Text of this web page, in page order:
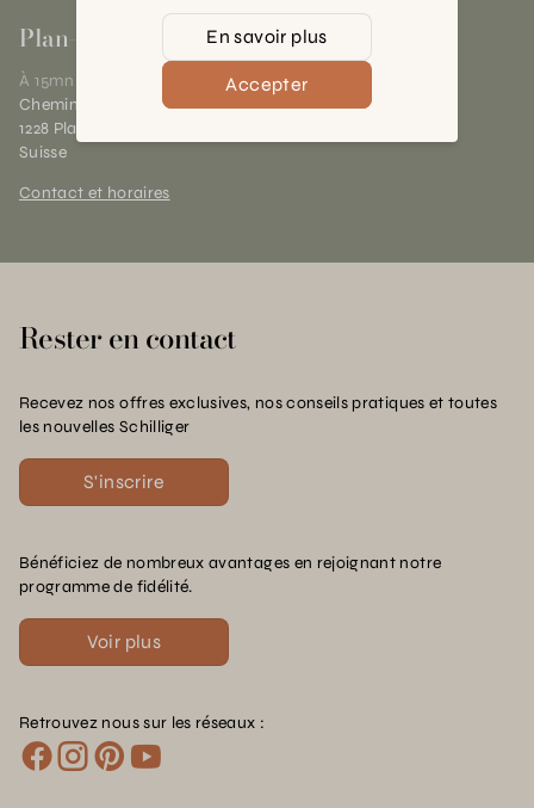
Plan-les-Ouates
À 15mn du centre de Genève
Chemin des Charrotons 25
1228 Plan-les-Ouates (GE)
Suisse
Contact et horaires
Rester en contact
Recevez nos offres exclusives, nos conseils pratiques et toutes
les nouvelles Schilliger
S'inscrire
Bénéficiez de nombreux avantages en rejoignant notre
programme de fidélité.
Voir plus
Retrouvez nous sur les réseaux :
En savoir plus
Accepter